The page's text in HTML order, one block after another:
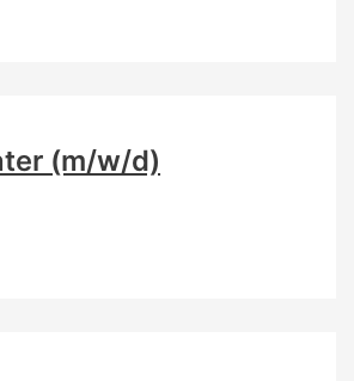
(m/w/d)